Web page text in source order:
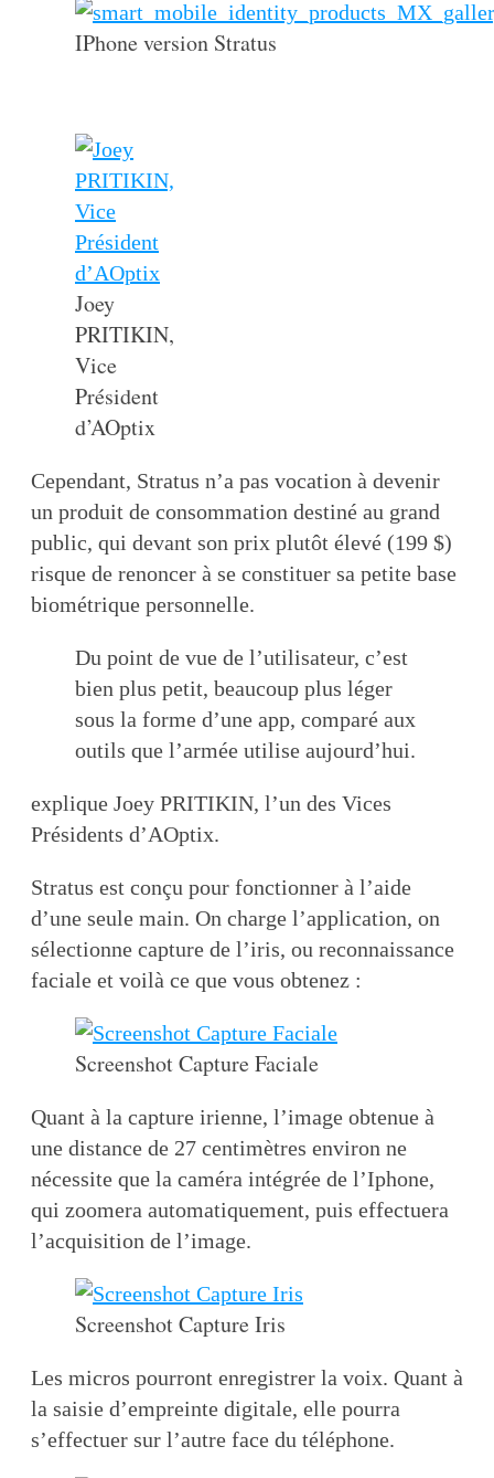
IPhone version Stratus
Joey
PRITIKIN,
Vice
Président
d’AOptix
Cependant, Stratus n’a pas vocation à devenir
un produit de consommation destiné au grand
public, qui devant son prix plutôt élevé (199 $)
risque de renoncer à se constituer sa petite base
biométrique personnelle.
Du point de vue de l’utilisateur, c’est
bien plus petit, beaucoup plus léger
sous la forme d’une app, comparé aux
outils que l’armée utilise aujourd’hui.
explique Joey PRITIKIN, l’un des Vices
Présidents d’AOptix.
Stratus est conçu pour fonctionner à l’aide
d’une seule main. On charge l’application, on
sélectionne capture de l’iris, ou reconnaissance
faciale et voilà ce que vous obtenez :
Screenshot Capture Faciale
Quant à la capture irienne, l’image obtenue à
une distance de 27 centimètres environ ne
nécessite que la caméra intégrée de l’Iphone,
qui zoomera automatiquement, puis effectuera
l’acquisition de l’image.
Screenshot Capture Iris
Les micros pourront enregistrer la voix. Quant à
la saisie d’empreinte digitale, elle pourra
s’effectuer sur l’autre face du téléphone.